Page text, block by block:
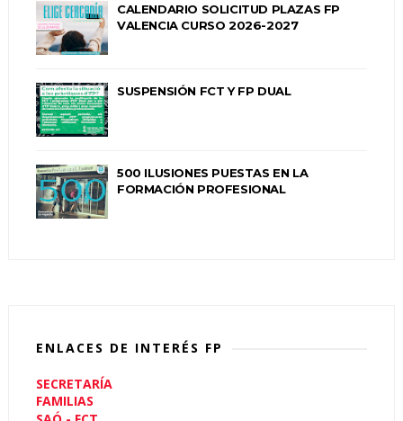
CALENDARIO SOLICITUD PLAZAS FP
VALENCIA CURSO 2026-2027
SUSPENSIÓN FCT Y FP DUAL
500 ILUSIONES PUESTAS EN LA
FORMACIÓN PROFESIONAL
ENLACES DE INTERÉS FP
SECRETARÍA
FAMILIAS